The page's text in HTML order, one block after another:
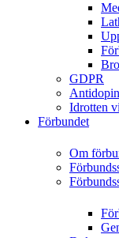
GDPR
Idrotten
Förbundet
Om